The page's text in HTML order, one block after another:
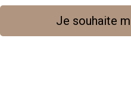
Je souhaite